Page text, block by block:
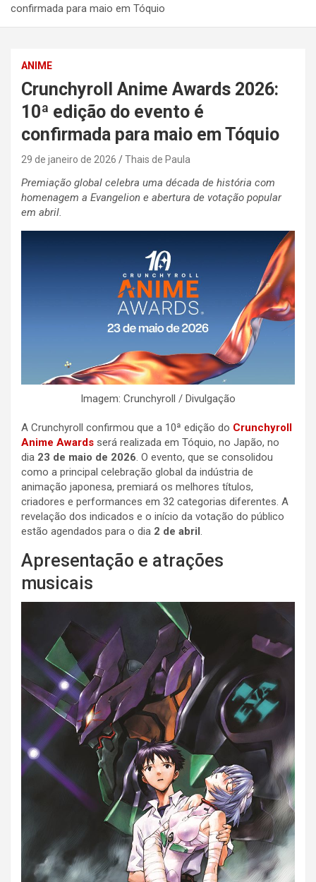
confirmada para maio em Tóquio
ANIME
Crunchyroll Anime Awards 2026:
10ª edição do evento é
confirmada para maio em Tóquio
29 de janeiro de 2026 Thais de Paula
Premiação global celebra uma década de história com
homenagem a Evangelion e abertura de votação popular
em abril.
Imagem: Crunchyroll / Divulgação
A Crunchyroll confirmou que a 10ª edição do Crunchyroll
Anime Awards será realizada em Tóquio, no Japão, no
dia 23 de maio de 2026. O evento, que se consolidou
como a principal celebração global da indústria de
animação japonesa, premiará os melhores títulos,
criadores e performances em 32 categorias diferentes. A
revelação dos indicados e o início da votação do público
estão agendados para o dia 2 de abril.
Apresentação e atrações
musicais